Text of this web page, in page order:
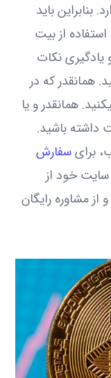
باید
از بیت
نکات
همانقدر که در
همانقدر و یا
داشته باشید.
برایسفارش
خود از
از مشاوره رایگان